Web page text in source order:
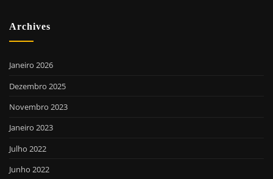
Archives
Janeiro 2026
Dezembro 2025
Novembro 2023
Janeiro 2023
Julho 2022
Junho 2022